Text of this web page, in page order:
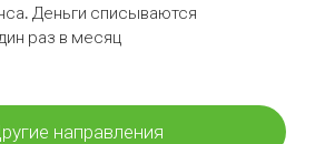
Деньги списываются
раз в месяц
направления